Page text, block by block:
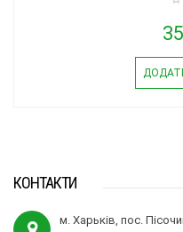
КОНТАКТИ
м. Харьків, пос.